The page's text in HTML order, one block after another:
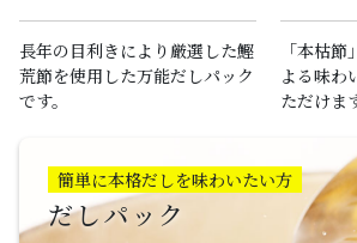
長年の目利きにより厳選した鰹
荒節を使用した万能だしパック
です。
「本枯
よる味わ
ただけま
簡単に本格だしを味わいたい方
だしパック